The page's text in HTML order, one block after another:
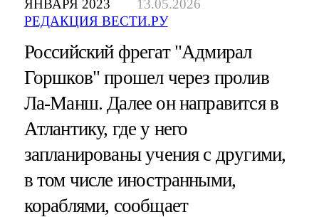
ЯНВАРЯ 2023
13.05.2026
РЕДАКЦИЯ ВЕСТИ.РУ
Российский фрегат "Адмирал
Горшков" прошел через пролив
Ла-Манш. Далее он направится в
Атлантику, где у него
запланированы учения с другими,
в том числе иностранными,
кораблями, сообщает